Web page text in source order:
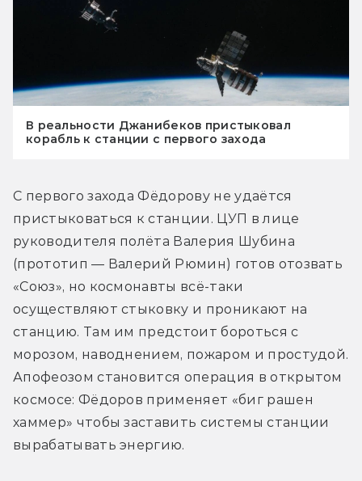
В реальности Джанибеков пристыковал
корабль к станции с первого захода
С первого захода Фёдорову не удаётся
пристыковаться к станции. ЦУП в лице
руководителя полёта Валерия Шубина
(прототип — Валерий Рюмин) готов отозвать
«Союз», но космонавты всё-таки
осуществляют стыковку и проникают на
станцию. Там им предстоит бороться с
морозом, наводнением, пожаром и простудой.
Апофеозом становится операция в открытом
космосе: Фёдоров применяет «биг рашен
хаммер» чтобы заставить системы станции
вырабатывать энергию.